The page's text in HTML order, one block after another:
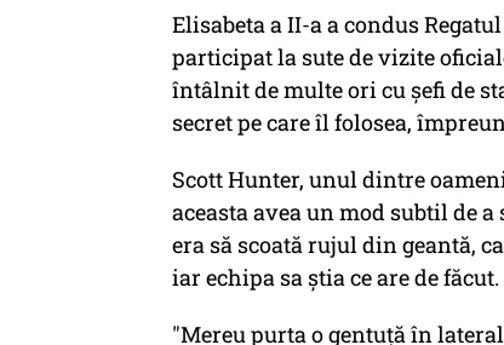
Elisabeta a II-a a condus
participat la sute de vizite
întâlnit de multe ori cu şefi de
secret pe care îl folosea,
Scott Hunter, unul dintre
aceasta avea un mod subtil de a
era să scoată rujul din geantă,
iar echipa sa ştia ce are de făcut.
"Mereu purta o gentuţă în